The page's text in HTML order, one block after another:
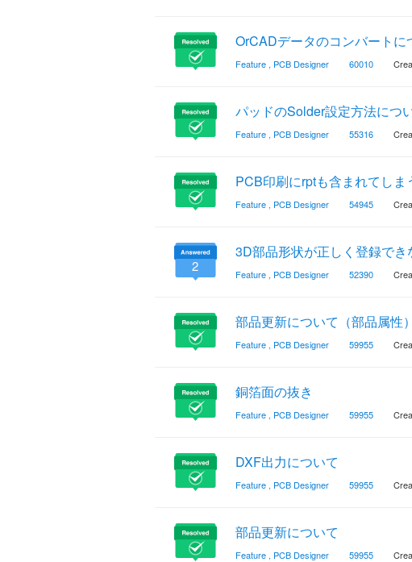
OrCADデータのコンバートに
Feature , PCB Designer 60010
パッドのSolder設定方法につ
Feature , PCB Designer 55316
PCB印刷にrptも含まれてしま
Feature , PCB Designer 54945
2
3D部品形状が正しく登録でき
Feature , PCB Designer 52390
部品更新について（部品属性）
Feature , PCB Designer 59955
銅箔面の抜き
Feature , PCB Designer 59955
DXF出力について
Feature , PCB Designer 59955
部品更新について
Feature , PCB Designer 59955